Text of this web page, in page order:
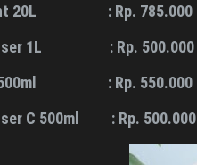
20L
: Rp. 785.000
1L
: Rp. 500.000
: Rp. 550.000
C 500ml
: Rp. 500.000